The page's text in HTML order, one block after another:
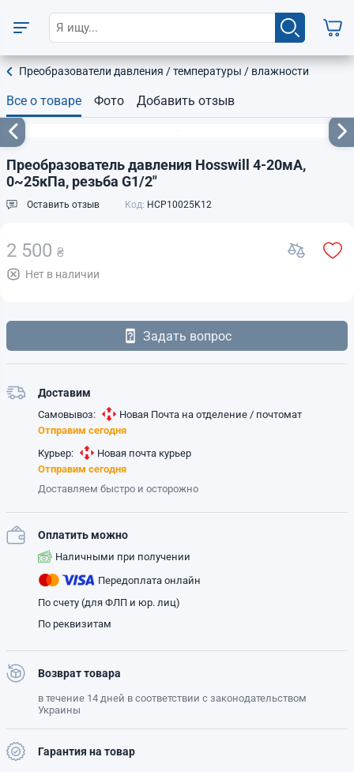
Преобразователи давления / температуры / влажности
Все о товаре Фото Добавить отзыв
Преобразователь давления Hosswill 4-20мА,
0~25кПа, резьба G1/2"
Оставить отзыв Код: HCP10025K12
2 500 ₴
Нет в наличии
Задать вопрос
Доставим
Самовывоз:
Новая Почта на отделение / почтомат
Отправим сегодня
Курьер:
Новая почта курьер
Отправим сегодня
Доставляем быстро и осторожно
Оплатить можно
Наличными при получении
Передоплата онлайн
По счету (для ФЛП и юр. лиц)
По реквизитам
Возврат товара
в течение 14 дней в соответствии с законодательством
Украины
Гарантия на товар